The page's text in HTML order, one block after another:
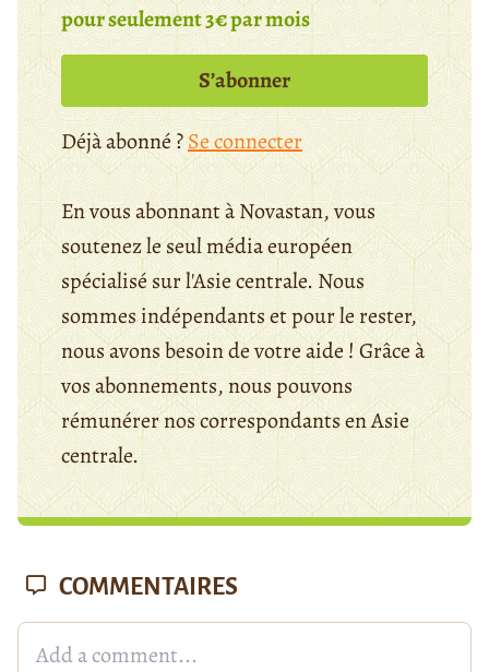
pour seulement 3€ par mois
S’abonner
Déjà abonné ?Se connecter
En vous abonnant à Novastan, vous
soutenez le seul média européen
spécialisé sur l'Asie centrale. Nous
sommes indépendants et pour le rester,
nous avons besoin de votre aide ! Grâce à
vos abonnements, nous pouvons
rémunérer nos correspondants en Asie
centrale.
COMMENTAIRES